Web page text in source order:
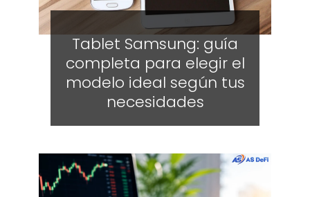
Tablet Samsung: guía
completa para elegir el
modelo ideal según tus
necesidades